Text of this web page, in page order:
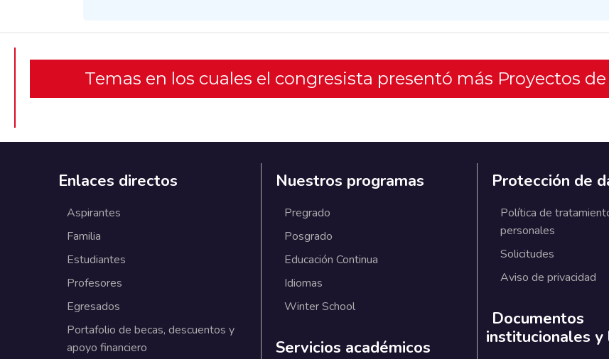
Temas en los cuales el congresista presentó más Proyectos
Enlaces directos
Aspirantes
Familia
Estudiantes
Profesores
Egresados
Portafolio de becas, descuentos y
apoyo financiero
Nuestros programas
Pregrado
Posgrado
Educación Continua
Idiomas
Winter School
Servicios académicos
Protección de
Política de
personales
Solicitudes
Aviso de privacidad
Documentos
institucionales y